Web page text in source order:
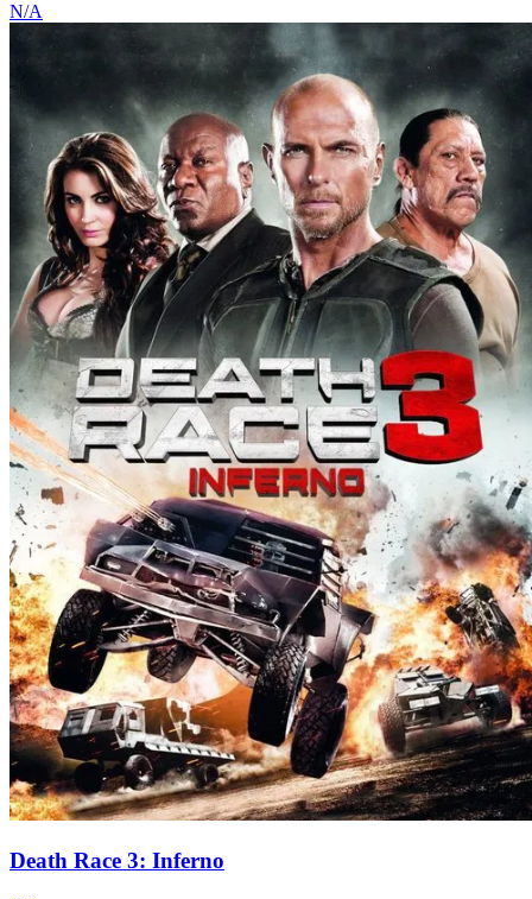
N/A
Death Race 3: Inferno